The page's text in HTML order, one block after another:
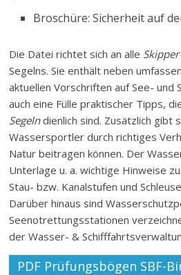
Broschüre: Sicherheit auf
Die Datei richtet sich an alle Skipper
Segelns. Sie enthält neben
aktuellen Vorschriften auf See- und
auch eine Fülle praktischer Tipps,
Segelndienlich sind. Zusätzlich gibt
Wassersportler durch richtiges
Natur beitragen können. Der
Unterlage u. a. wichtige Hinweise
Stau- bzw. Kanalstufen und
Darüber hinaus sind
Seenotrettungsstationen
der Wasser- &
PDF Prüfungsbögen SBF-